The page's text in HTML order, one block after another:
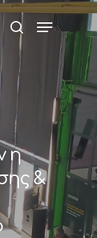
η
&